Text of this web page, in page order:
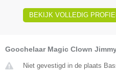
BEKIJK VOLLEDIG
Goochelaar Magic Clown
Niet gevestigd in de plaats